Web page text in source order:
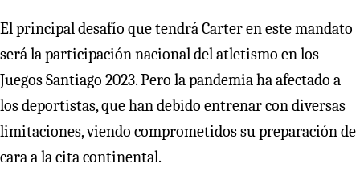
El principal desafío que tendrá Carter en este mandato
será la participación nacional del atletismo en los
Juegos Santiago 2023. Pero la pandemia ha afectado a
los deportistas, que han debido entrenar con diversas
limitaciones, viendo comprometidos su preparación de
cara a la cita continental.